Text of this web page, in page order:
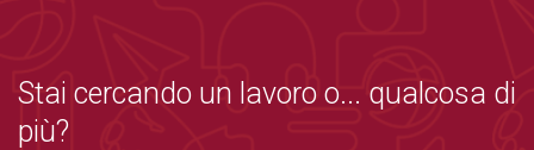
Stai cercando un lavoro o... qualcosa di
più?